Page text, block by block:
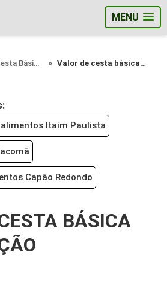
MENU
Cesta Básica - Categoria Valor de cesta básica para doação
Itaim Paulista
Capão Redondo
BÁSICA